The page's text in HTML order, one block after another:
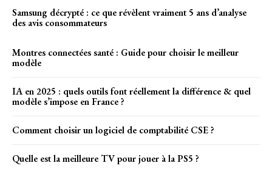
Samsung décrypté : ce que révèlent vraiment 5 ans d’analyse
des avis consommateurs
Montres connectées santé : Guide pour choisir le meilleur
modèle
IA en 2025 : quels outils font réellement la différence & quel
modèle s’impose en France ?
Comment choisir un logiciel de comptabilité CSE ?
Quelle est la meilleure TV pour jouer à la PS5 ?